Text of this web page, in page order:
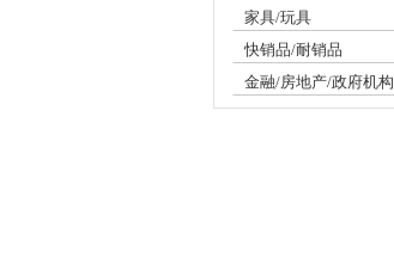
家具/玩具
快销品/耐销品
金融/房地产/政府机构